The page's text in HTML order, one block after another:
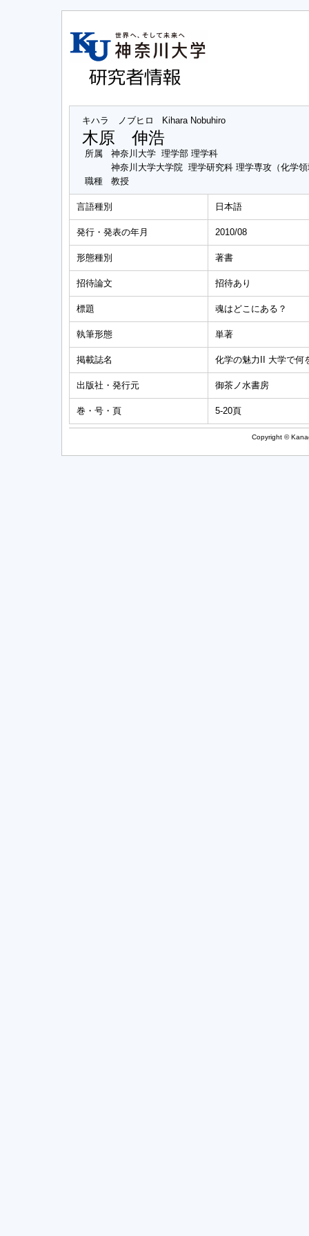
キハラ ノブヒロ Kihara Nobuhiro
木原 伸浩
所属
神奈川大学 理学部 理学科
神奈川大学大学院 理学研究科 理学専攻（化学
職種
教授
言語種別 日本語
発行・発表の年月 2010/08
形態種別 著書
招待論文 招待あり
標題 魂はどこにある？
執筆形態 単著
掲載誌名 化学の魅力II 大学で何
出版社・発行元 御茶ノ水書房
巻・号・頁 5-20頁
Copyright ©